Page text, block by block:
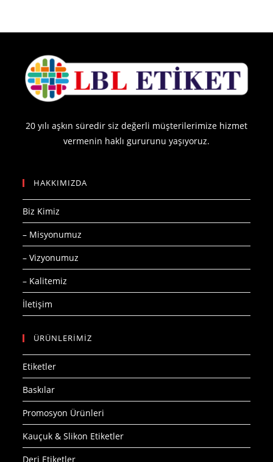
20 yılı aşkın süredir siz değerli müşterilerimize hizmet
vermenin haklı gururunu yaşıyoruz.
HAKKIMIZDA
Biz Kimiz
– Misyonumuz
– Vizyonumuz
– Kalitemiz
İletişim
ÜRÜNLERİMİZ
Etiketler
Baskılar
Promosyon Ürünleri
Kauçuk & Slikon Etiketler
Deri Etiketler